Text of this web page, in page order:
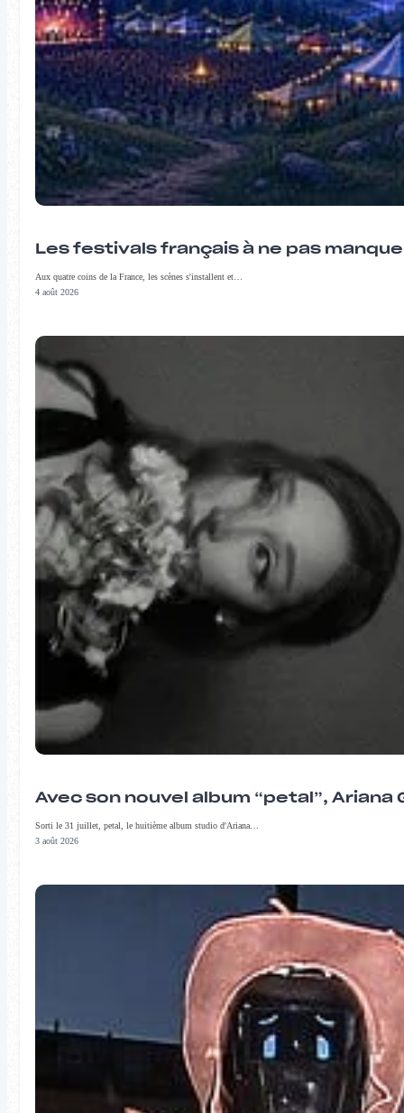
Les festivals français à ne pas
Aux quatre coins de la France, les scènes s'installent et…
4 août 2026
Avec son nouvel album “petal”,
Sorti le 31 juillet, petal, le huitième album studio d'Ariana…
3 août 2026